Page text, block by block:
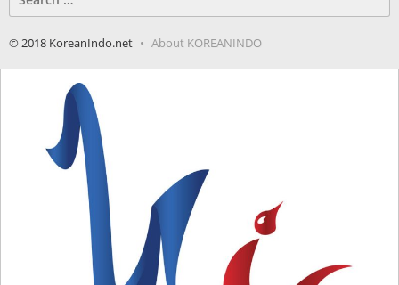
for:
© 2018 KoreanIndo.net About KOREANINDO